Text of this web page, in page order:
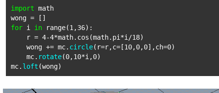
import math
wong = []
for i in range(1,36):
r = 4-4*math.cos(math.pi*i/18)
wong += mc. circle(r=r,c=[10,0,0],ch=0)
mc. rotate(0,10*i,0)
mc. loft (wong)